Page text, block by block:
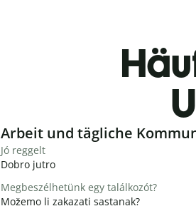
Slide 1 of 6
Arbeit und tägliche
Jó reggelt
Dobro jutro
Megbeszélhetünk egy találkozót?
Možemo li zakazati sastanak?